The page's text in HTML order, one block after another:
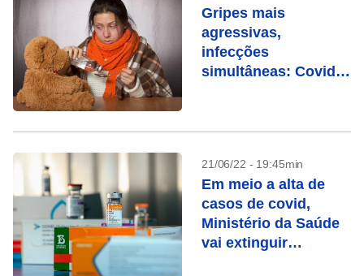
Gripes mais
agressivas,
infecções
simultâneas: Covid
vírus
21/06/22 - 19:45min
Em meio a alta de
casos de covid,
Ministério da Saúde
vai extinguir